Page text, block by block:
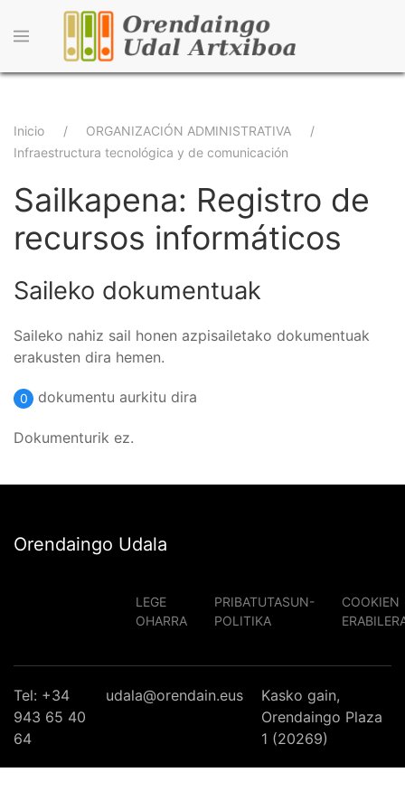
contenido
principal
Sobrescribir
enlaces
de
ayuda
la
navegación
Inicio
ORGANIZACIÓN ADMINISTRATIVA
Infraestructura tecnológica y de comunicación
Sailkapena: Registro de
recursos informáticos
Saileko dokumentuak
Saileko nahiz sail honen azpisailetako dokumentuak
erakusten dira hemen.
0 dokumentu aurkitu dira
Dokumenturik ez.
Orendaingo Udala
LEGE
OHARRA
PRIBATUTASUN-
POLITIKA
COOKIEN
Tel: +34
943 65 40
64
udala@orendain.eus
Kasko gain,
Orendaingo Plaza
1 (20269)